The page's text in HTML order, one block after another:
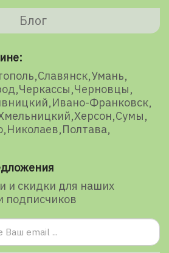
Блог
Славянск Умань
Черкассы Черновцы
Ивано-Франковск
Херсон Сумы
Николаев Полтава
и скидки для наших
подписчиков